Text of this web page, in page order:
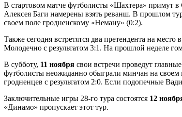
В стартовом матче футболисты «Шахтера» примут
Алексея Баги намерены взять реванш. В прошлом
своем поле гродненскому «Неману» (0:2).
Также сегодня встретятся два претендента на
Молодечно с результатом 3:1. На прошлой неделе
В субботу, 11 ноября свои встречи проведут
футболисты неожиданно обыграли минчан на
гродненцев с результатом 2:0. Если подопечные
Заключительные игры 28-го тура состоятся 12
«Динамо» пропускает этот тур.